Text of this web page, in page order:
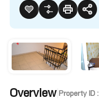
Overview| Property ID :